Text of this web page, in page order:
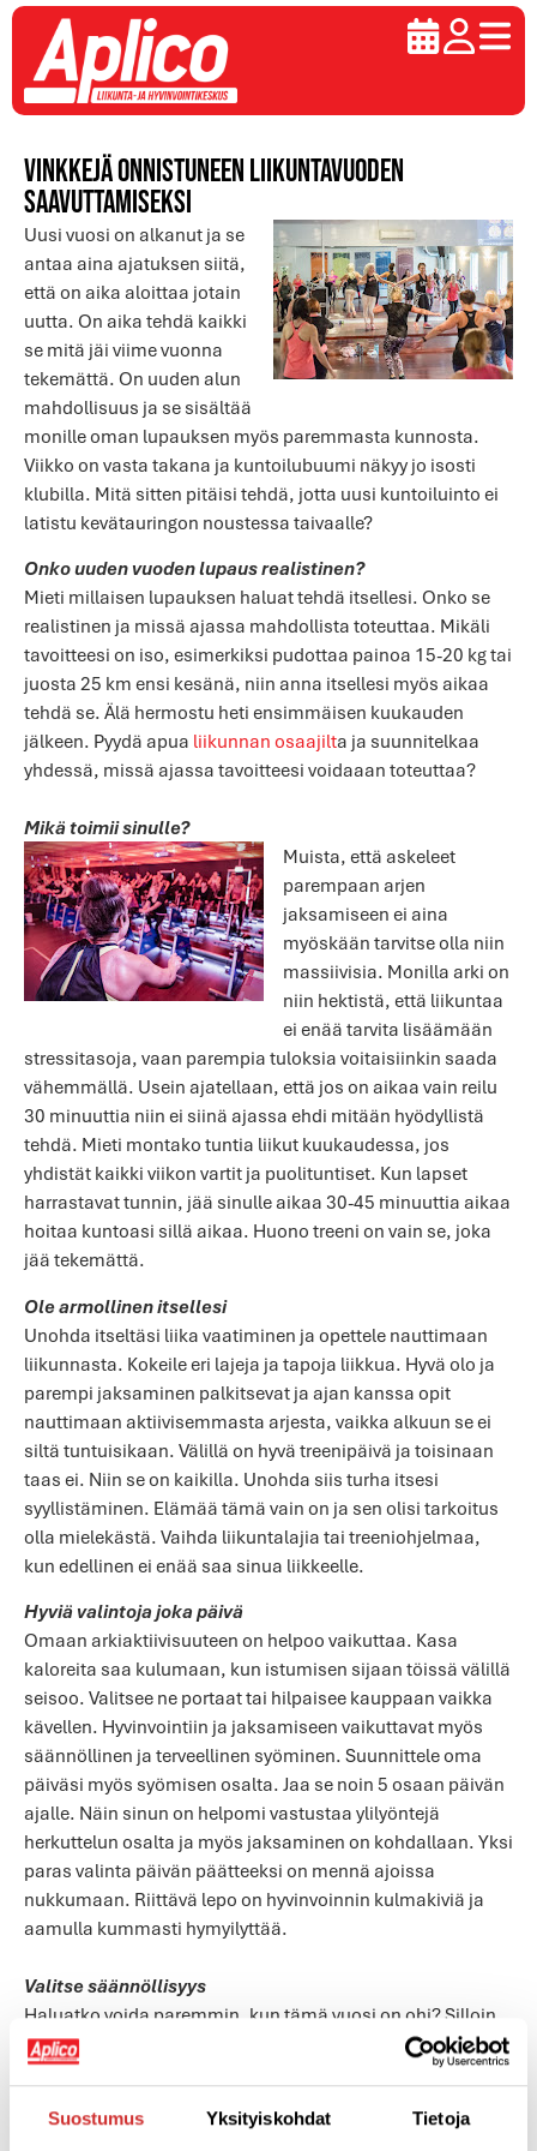
Suostumus Yksityiskohdat Tietoja
Vinkkejä onnistuneen liikuntavuoden
saavuttamiseksi
Uusi vuosi on alkanut ja se
antaa aina ajatuksen siitä,
että on aika aloittaa jotain
uutta. On aika tehdä kaikki
se mitä jäi viime vuonna
tekemättä. On uuden alun
mahdollisuus ja se sisältää
monille oman lupauksen myös paremmasta kunnosta.
Viikko on vasta takana ja kuntoilubuumi näkyy jo isosti
klubilla. Mitä sitten pitäisi tehdä, jotta uusi kuntoiluinto ei
latistu kevätauringon noustessa taivaalle?
Onko uuden vuoden lupaus realistinen?
Mieti millaisen lupauksen haluat tehdä itsellesi. Onko se
realistinen ja missä ajassa mahdollista toteuttaa. Mikäli
tavoitteesi on iso, esimerkiksi pudottaa painoa 15-20 kg tai
juosta 25 km ensi kesänä, niin anna itsellesi myös aikaa
tehdä se. Älä hermostu heti ensimmäisen kuukauden
jälkeen. Pyydä apua liikunnan osaajilta ja suunnitelkaa
yhdessä, missä ajassa tavoitteesi voidaaan toteuttaa?
Mikä toimii sinulle?
Muista, että askeleet
parempaan arjen
jaksamiseen ei aina
myöskään tarvitse olla niin
massiivisia. Monilla arki on
niin hektistä, että liikuntaa
ei enää tarvita lisäämään
stressitasoja, vaan parempia tuloksia voitaisiinkin saada
vähemmällä. Usein ajatellaan, että jos on aikaa vain reilu
30 minuuttia niin ei siinä ajassa ehdi mitään hyödyllistä
tehdä. Mieti montako tuntia liikut kuukaudessa, jos
yhdistät kaikki viikon vartit ja puolituntiset. Kun lapset
harrastavat tunnin, jää sinulle aikaa 30-45 minuuttia aikaa
hoitaa kuntoasi sillä aikaa. Huono treeni on vain se, joka
jää tekemättä.
Ole armollinen itsellesi
Unohda itseltäsi liika vaatiminen ja opettele nauttimaan
liikunnasta. Kokeile eri lajeja ja tapoja liikkua. Hyvä olo ja
parempi jaksaminen palkitsevat ja ajan kanssa opit
nauttimaan aktiivisemmasta arjesta, vaikka alkuun se ei
siltä tuntuisikaan. Välillä on hyvä treenipäivä ja toisinaan
taas ei. Niin se on kaikilla. Unohda siis turha itsesi
syyllistäminen. Elämää tämä vain on ja sen olisi tarkoitus
olla mielekästä. Vaihda liikuntalajia tai treeniohjelmaa,
kun edellinen ei enää saa sinua liikkeelle.
Hyviä valintoja joka päivä
Omaan arkiaktiivisuuteen on helpoo vaikuttaa. Kasa
kaloreita saa kulumaan, kun istumisen sijaan töissä välillä
seisoo. Valitsee ne portaat tai hilpaisee kauppaan vaikka
kävellen. Hyvinvointiin ja jaksamiseen vaikuttavat myös
säännöllinen ja terveellinen syöminen. Suunnittele oma
päiväsi myös syömisen osalta. Jaa se noin 5 osaan päivän
ajalle. Näin sinun on helpomi vastustaa ylilyöntejä
herkuttelun osalta ja myös jaksaminen on kohdallaan. Yksi
paras valinta päivän päätteeksi on mennä ajoissa
nukkumaan. Riittävä lepo on hyvinvoinnin kulmakiviä ja
aamulla kummasti hymyilyttää.
Valitse säännöllisyys
Haluatko voida paremmin, kun tämä vuosi on ohi? Silloin
liikkuminen ja aktiivisuus pitää toivottaa tervetulleeksi
elämään ihan oikeasti. Harva meistä treenaa viisi kuusi
paljon, kun motivaatiota riittää ja lähdet kehittämään